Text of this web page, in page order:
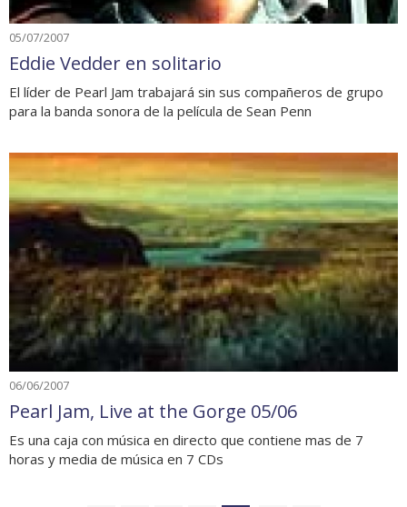
05/07/2007
Eddie Vedder en solitario
El líder de Pearl Jam trabajará sin sus compañeros de grupo
para la banda sonora de la película de Sean Penn
06/06/2007
Pearl Jam, Live at the Gorge 05/06
Es una caja con música en directo que contiene mas de 7
horas y media de música en 7 CDs